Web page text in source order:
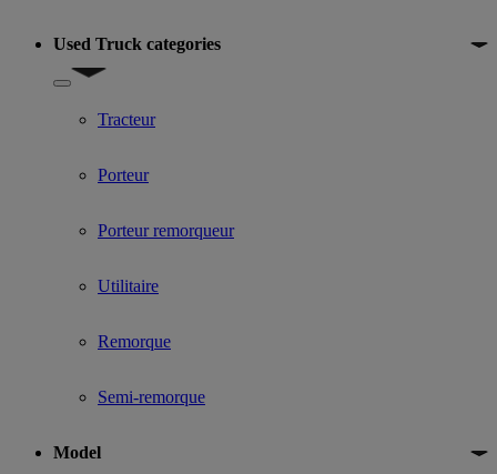
Used Truck categories
Show submenu for Used Truck categories
Tracteur
Porteur
Porteur remorqueur
Utilitaire
Remorque
Semi-remorque
Model